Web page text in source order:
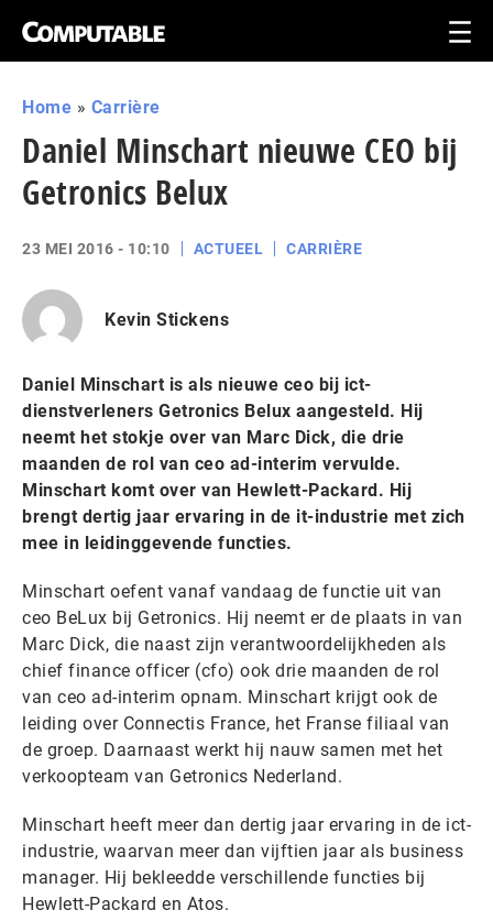
Home » Carrière
Daniel Minschart nieuwe CEO bij
Getronics Belux
23 MEI 2016 - 10:10 ACTUEEL CARRIÈRE
Kevin Stickens
Daniel Minschart is als nieuwe ceo bij ict-
dienstverleners Getronics Belux aangesteld. Hij
neemt het stokje over van Marc Dick, die drie
maanden de rol van ceo ad-interim vervulde.
Minschart komt over van Hewlett-Packard. Hij
brengt dertig jaar ervaring in de it-industrie met zich
mee in leidinggevende functies.
Minschart oefent vanaf vandaag de functie uit van
ceo BeLux bij Getronics. Hij neemt er de plaats in van
Marc Dick, die naast zijn verantwoordelijkheden als
chief finance officer (cfo) ook drie maanden de rol
van ceo ad-interim opnam. Minschart krijgt ook de
leiding over Connectis France, het Franse filiaal van
de groep. Daarnaast werkt hij nauw samen met het
verkoopteam van Getronics Nederland.
Minschart heeft meer dan dertig jaar ervaring in de ict-
industrie, waarvan meer dan vijftien jaar als business
manager. Hij bekleedde verschillende functies bij
Hewlett-Packard en Atos.